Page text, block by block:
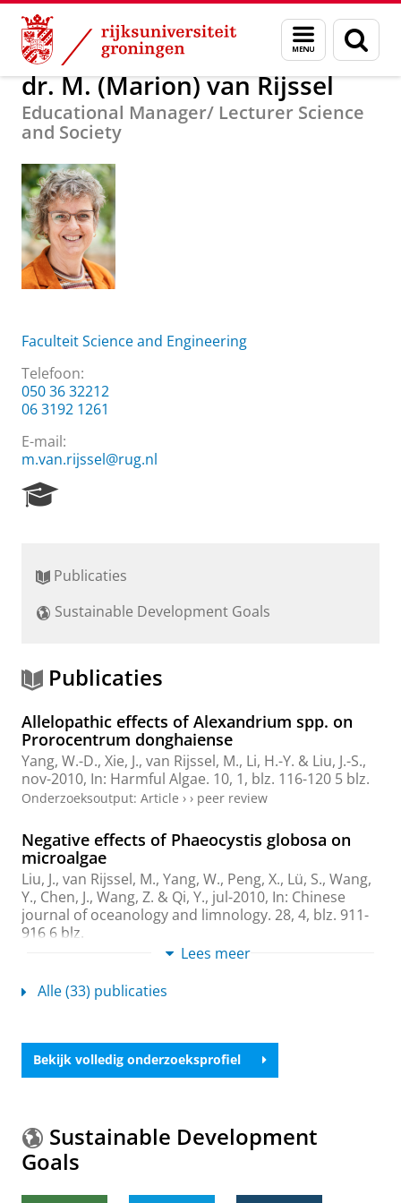
Skip
Content
Skip
Navigation
Menu
en
zoeken
Over ons dr. M. (Marion) van Rijssel
dr. M. (Marion) van Rijssel
Educational Manager/ Lecturer Science
and Society
Faculteit Science and Engineering
Telefoon:
050 36 32212
06 3192 1261
E-mail:
m.van.rijssel@rug.nl
r
h
r
t
l
Publicaties
Sustainable Development Goals
Publicaties
Allelopathic effects of Alexandrium spp. on
Prorocentrum donghaiense
Yang, W.-D., Xie, J., van Rijssel, M., Li, H.-Y. & Liu, J.-S.,
nov-2010, In: Harmful Algae. 10, 1, blz. 116-120 5 blz.
Onderzoeksoutput: Article › › peer review
Negative effects of Phaeocystis globosa on
microalgae
Liu, J., van Rijssel, M., Yang, W., Peng, X., Lü, S., Wang,
Y., Chen, J., Wang, Z. & Qi, Y., jul-2010, In: Chinese
journal of oceanology and limnology. 28, 4, blz. 911-
916 6 blz.
Article › ›peer review
Haemolytic activity within the species
Tomas, C. R., Lenzi, A., Naar, J.,Vrieling, E. G.
Rijssel, M.,jun-2009,In:Harmful Algae.
Evidence for inhibition of bacterial
luminescence by allelochemicals from
Lees meer
Alle (33) publicaties
Bekijk volledig onderzoeksprofiel
Sustainable Development
Goals